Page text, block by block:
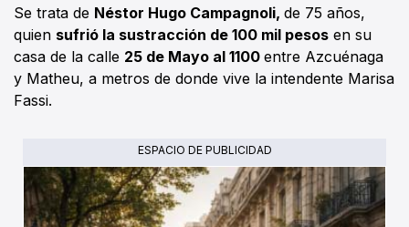
Se trata de Néstor Hugo Campagnoli, de 75 años,
quien sufrió la sustracción de 100 mil pesos en su
casa de la calle 25 de Mayo al 1100 entre Azcuénaga
y Matheu, a metros de donde vive la intendente Marisa
Fassi.
ESPACIO DE PUBLICIDAD